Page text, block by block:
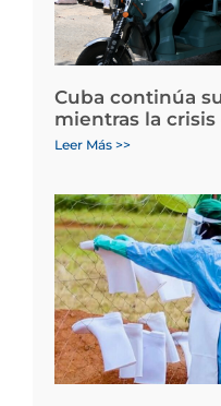
Cuba continúa
mientras la
Leer Más >>